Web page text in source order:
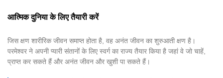
आत्मिक दुनिया के लिए तैयारी करें
जिस क्षण शारीरिक जीवन समाप्त होता है, वह अनंत जीवन का शुरुआती क्षण है।
परमेश्वर ने अपनी प्यारी संतानों के लिए स्वर्ग का राज्य तैयार किया है जहां वे जो चाहें,
प्राप्त कर सकते हैं और अनंत जीवन और खुशी पा सकते हैं।